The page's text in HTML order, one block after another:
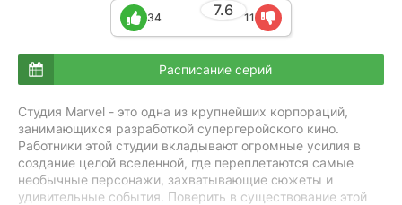
7.6
34 11
Расписание серий
Студия Marvel - это одна из крупнейших корпораций,
занимающихся разработкой супергеройского кино.
Работники этой студии вкладывают огромные усилия в
создание целой вселенной, где переплетаются самые
необычные персонажи, захватывающие сюжеты и
удивительные события. Поверить в существование этой